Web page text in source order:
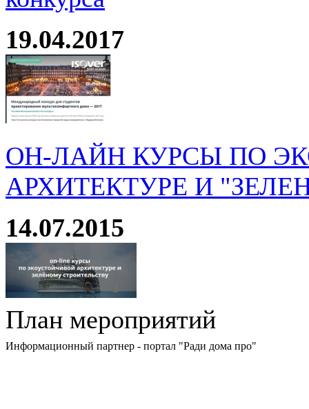
19.04.2017
ОН-ЛАЙН КУРСЫ ПО
АРХИТЕКТУРЕ И
14.07.2015
План мероприятий
Информационный партнер - портал "Ради дома про"